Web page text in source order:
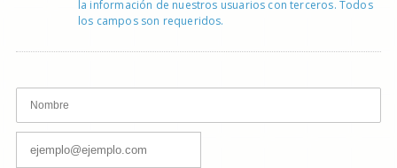
la información de nuestros usuarios con terceros. Todos
los campos son requeridos.